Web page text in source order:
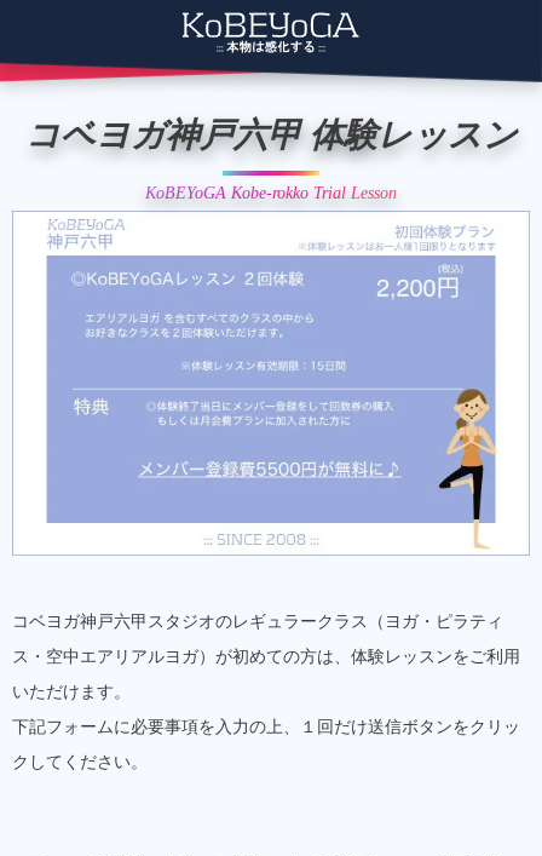
コベヨガ神戸六甲 体験レッスン
KoBEYoGA Kobe-rokko Trial Lesson
コベヨガ神戸六甲スタジオのレギュラークラス（ヨガ・ピラティ
ス・空中エアリアルヨガ）が初めての方は、体験レッスンをご利用
いただけます。
下記フォームに必要事項を入力の上、１回だけ送信ボタンをクリッ
クしてください。